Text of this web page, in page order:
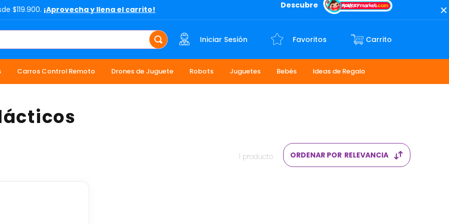
$119.900. ¡Aprovecha y llena el carrito! Descubre
Iniciar Sesión Favoritos
Carros Control Remoto Drones de Juguete Robots Juguetes Bebés Ideas de Regalo
1 producto ORDENAR POR RELEVANCIA